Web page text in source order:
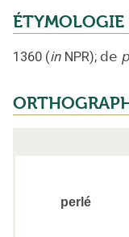
ÉTYMOLOGIE
1360 (in NPR); de
perlé